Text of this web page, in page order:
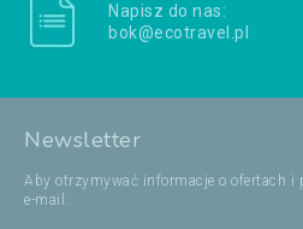
Napisz do nas:
bok@ecotravel.pl
Newsletter
Aby otrzymywać informacje o ofertach i
e-mail: